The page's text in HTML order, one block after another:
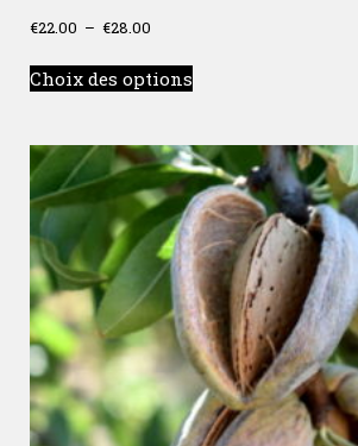
€22.00 – €28.00
Choix des options